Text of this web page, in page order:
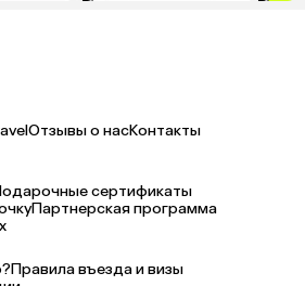
Отзывы о насКонтакты
сертификаты
Партнерская программа
Правила въезда и визы